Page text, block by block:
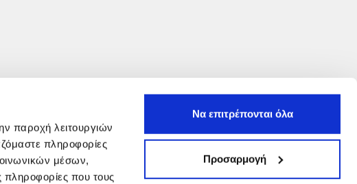
παροχή λειτουργιών
πληροφορίες
μέσων,
πληροφορίες που τους
Να επιτρέπονται όλα
Προσαρμογή